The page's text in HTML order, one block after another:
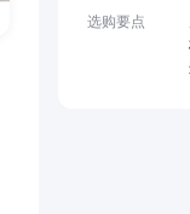
选购要点